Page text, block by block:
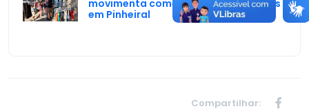
movimenta comércio e reúne famílias
em Pinheiral
Compartilhar: